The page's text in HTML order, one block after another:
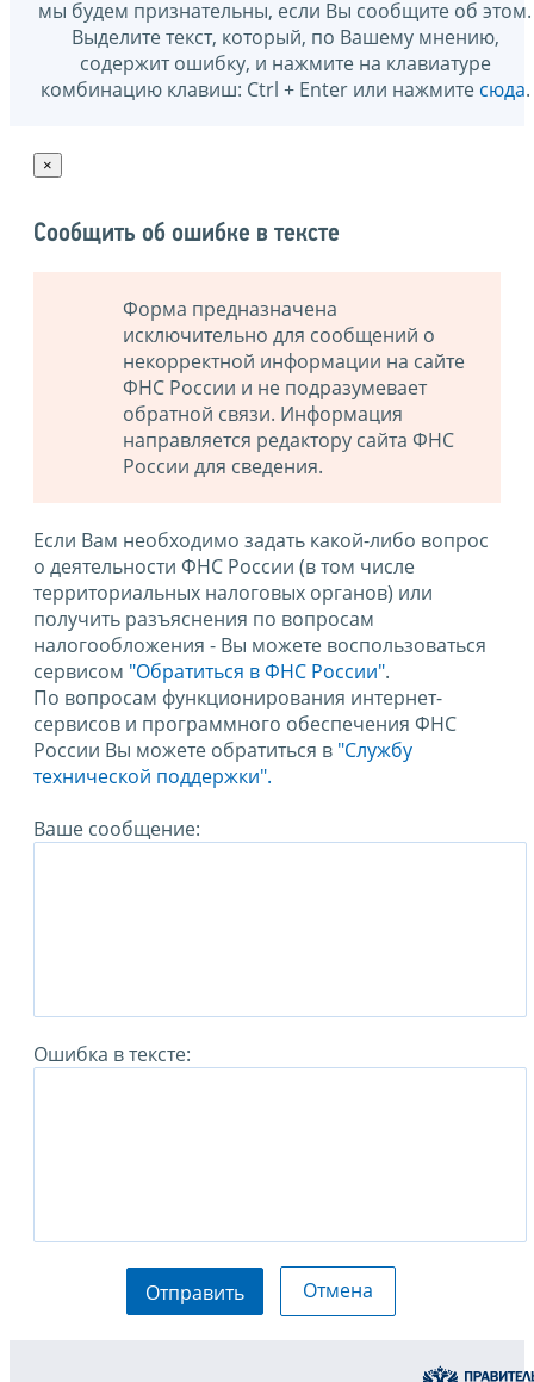
мы будем признательны, если Вы сообщите об этом.
Выделите текст, который, по Вашему мнению,
содержит ошибку, и нажмите на клавиатуре
комбинацию клавиш: Ctrl + Enter или нажмите сюда.
×
Сообщить об ошибке в тексте
Форма предназначена
исключительно для сообщений о
некорректной информации на сайте
ФНС России и не подразумевает
обратной связи. Информация
направляется редактору сайта ФНС
России для сведения.
Если Вам необходимо задать какой-либо вопрос
о деятельности ФНС России (в том числе
территориальных налоговых органов) или
получить разъяснения по вопросам
налогообложения - Вы можете воспользоваться
сервисом "Обратиться в ФНС России".
По вопросам функционирования интернет-
сервисов и программного обеспечения ФНС
России Вы можете обратиться в "Службу
технической поддержки".
Ваше сообщение:
Ошибка в тексте:
Отправить Отмена